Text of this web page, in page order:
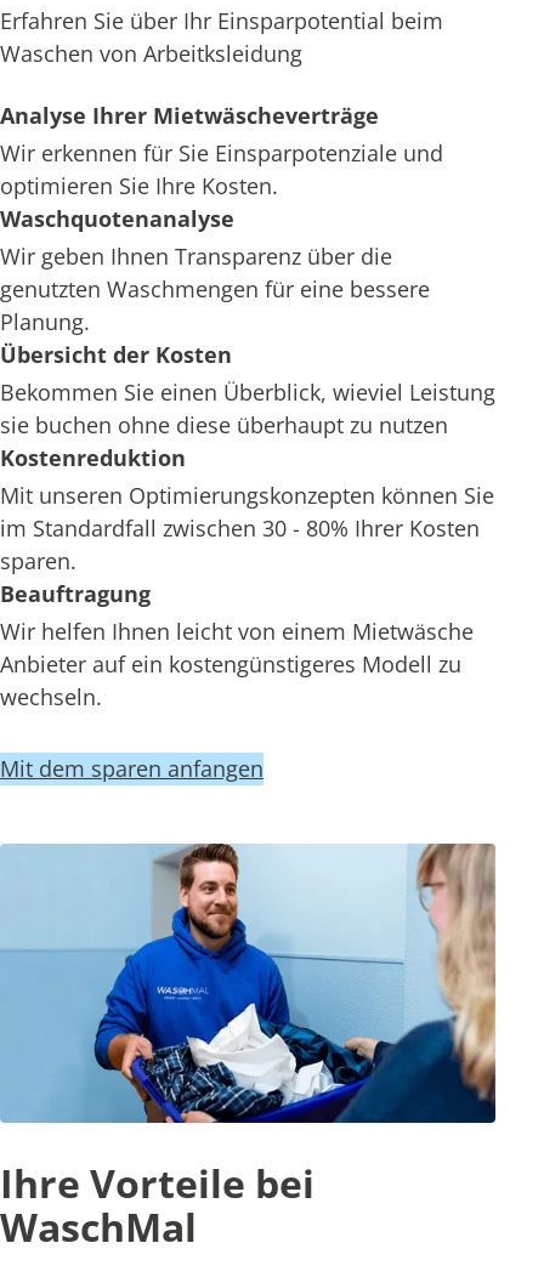
Erfahren Sie über Ihr Einsparpotential beim
Waschen von Arbeitksleidung
Analyse Ihrer Mietwäscheverträge
Wir erkennen für Sie Einsparpotenziale und
optimieren Sie Ihre Kosten.
Waschquotenanalyse
Wir geben Ihnen Transparenz über die
genutzten Waschmengen für eine bessere
Planung.
Übersicht der Kosten
Bekommen Sie einen Überblick, wieviel Leistung
sie buchen ohne diese überhaupt zu nutzen
Kostenreduktion
Mit unseren Optimierungskonzepten können Sie
im Standardfall zwischen 30 - 80% Ihrer Kosten
sparen.
Beauftragung
Wir helfen Ihnen leicht von einem Mietwäsche
Anbieter auf ein kostengünstigeres Modell zu
wechseln.
Mit dem sparen anfangen
Ihre Vorteile bei
WaschMal